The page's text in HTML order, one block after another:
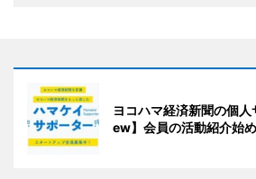
ヨコハマ経済新聞の個
ew】会員の活動紹介始